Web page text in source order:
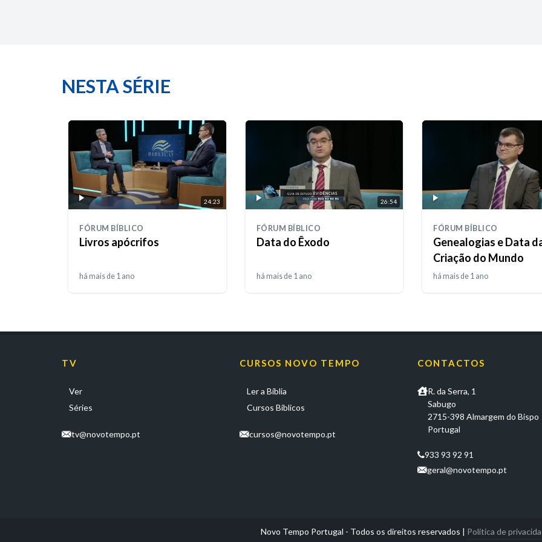
NESTA SÉRIE
24:23
FÓRUM BÍBLICO
Livros apócrifos
há mais de 1 ano
26:54
FÓRUM BÍBLICO
Data do Êxodo
há mais de 1 ano
FÓRUM BÍBLICO
Genealogias e Data
Criação do Mundo
há mais de 1 ano
TV
Ver
Séries
tv@novotempo.pt
CURSOS NOVO TEMPO
Ler a Bíblia
Cursos Bíblicos
cursos@novotempo.pt
CONTACTOS
R. da Serra, 1
Sabugo
2715-398 Almargem do Bispo
Portugal
933 93 92 91
geral@novotempo.pt
Novo Tempo Portugal - Todos os direitos reservados | Política de